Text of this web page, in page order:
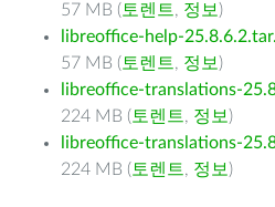
57 MB ( 토렌트, 정보 )
libreoffice-help-
57 MB ( 토렌트, 정보 )
libreoffice-translations-
224 MB ( 토렌트, 정보 )
libreoffice-translations-
224 MB ( 토렌트, 정보 )